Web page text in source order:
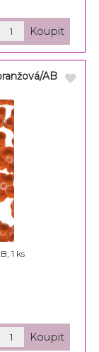
AB
1 ks